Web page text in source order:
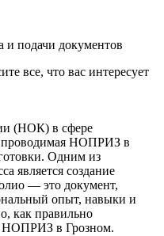
и подачи документов
все, что вас интересует
(НОК) в сфере
проводимая НОПРИЗ в
Одним из
является создание
— это документ,
опыт, навыки и
как правильно
НОПРИЗ в Грозном.